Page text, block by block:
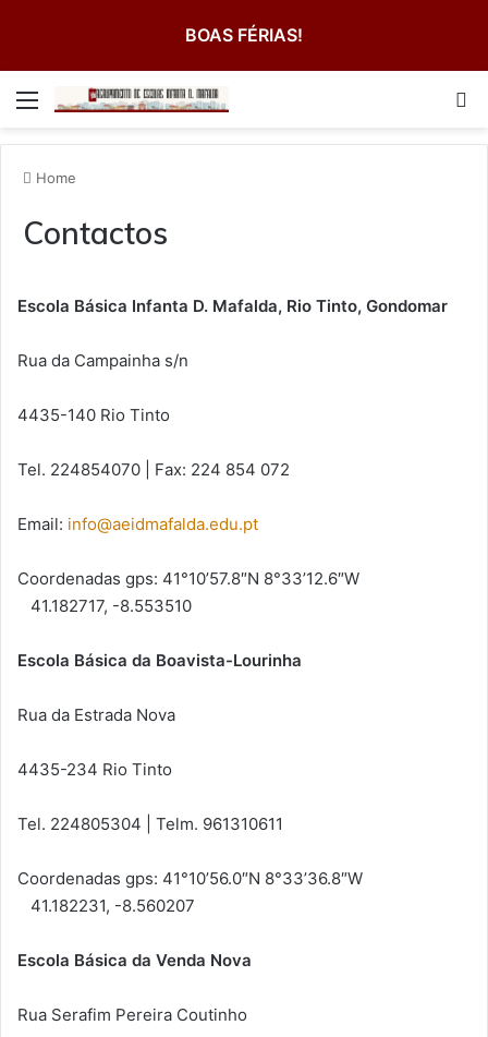
BOAS FÉRIAS!
Menu
Home
Contactos
Escola Básica Infanta D. Mafalda, Rio Tinto, Gondomar
Rua da Campainha s/n
4435-140 Rio Tinto
Tel. 224854070 | Fax: 224 854 072
Email: info@aeidmafalda.edu.pt
Coordenadas gps: 41°10’57.8″N 8°33’12.6″W
41.182717, -8.553510
Escola Básica da Boavista-Lourinha
Rua da Estrada Nova
4435-234 Rio Tinto
Tel. 224805304 | Telm. 961310611
Coordenadas gps: 41°10’56.0″N 8°33’36.8″W
41.182231, -8.560207
Escola Básica da Venda Nova
Rua Serafim Pereira Coutinho